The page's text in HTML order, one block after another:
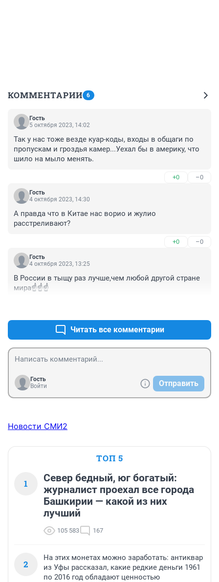
КОММЕНТАРИИ 6
Гость
5 октября 2023, 14:02
Так у нас тоже везде куар-коды, входы в общаги по
пропускам и гроздья камер...Уехал бы в америку, что
шило на мыло менять.
+0 –0
Гость
4 октября 2023, 14:30
А правда что в Китае нас ворио и жулио
расстреливают?
+0 –0
Гость
4 октября 2023, 13:25
В России в тыщу раз лучше,чем любой другой стране
мира☝️☝️☝️
Читать все комментарии
Гость
Войти
Отправить
Новости СМИ2
ТОП 5
1
Север бедный, юг богатый:
журналист проехал все города
Башкирии — какой из них
лучший
105 583 167
2
На этих монетах можно заработать: антиквар
из Уфы рассказал, какие редкие деньги 1961
по 2016 год обладают ценностью